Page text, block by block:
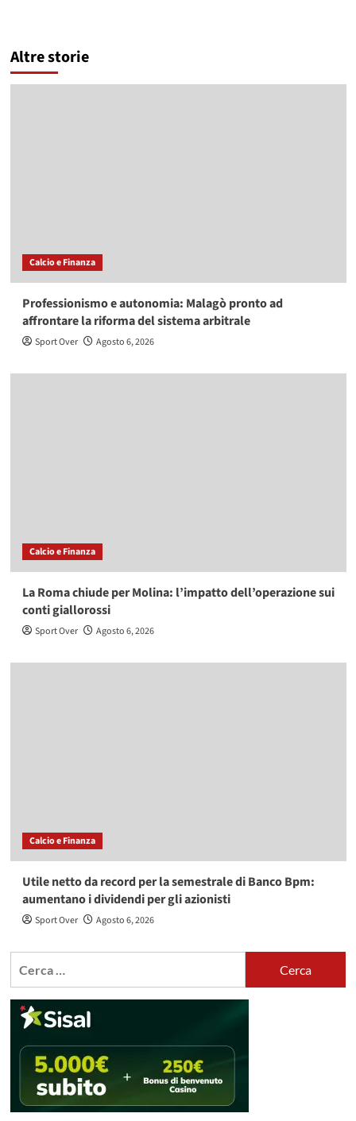
Altre storie
Calcio e Finanza
Professionismo e autonomia: Malagò pronto ad
affrontare la riforma del sistema arbitrale
Sport Over Agosto 6, 2026
Calcio e Finanza
La Roma chiude per Molina: l’impatto dell’operazione sui
conti giallorossi
Sport Over Agosto 6, 2026
Calcio e Finanza
Utile netto da record per la semestrale di Banco Bpm:
aumentano i dividendi per gli azionisti
Sport Over Agosto 6, 2026